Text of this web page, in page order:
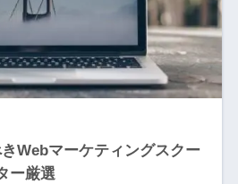
Webマーケティングスクー
ー厳選